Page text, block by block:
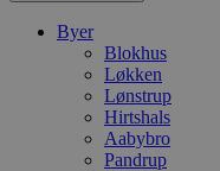
Byer
Blokhus
Løkken
Lønstrup
Hirtshals
Aabybro
Pandrup